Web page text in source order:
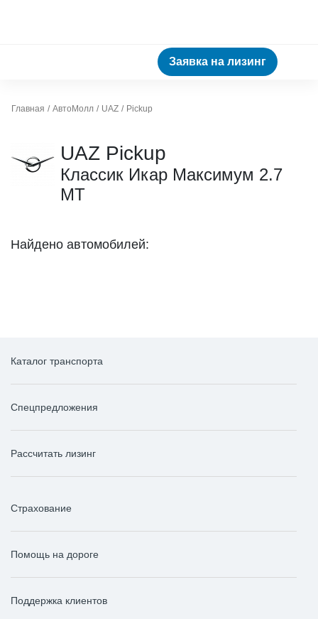
Заявка на лизинг
Главная АвтоМолл UAZ Pickup
UAZ Pickup
Классик Икар Максимум 2.7
МТ
Найдено автомобилей:
Каталог транспорта
Спецпредложения
Рассчитать лизинг
Страхование
Помощь на дороге
Поддержка клиентов